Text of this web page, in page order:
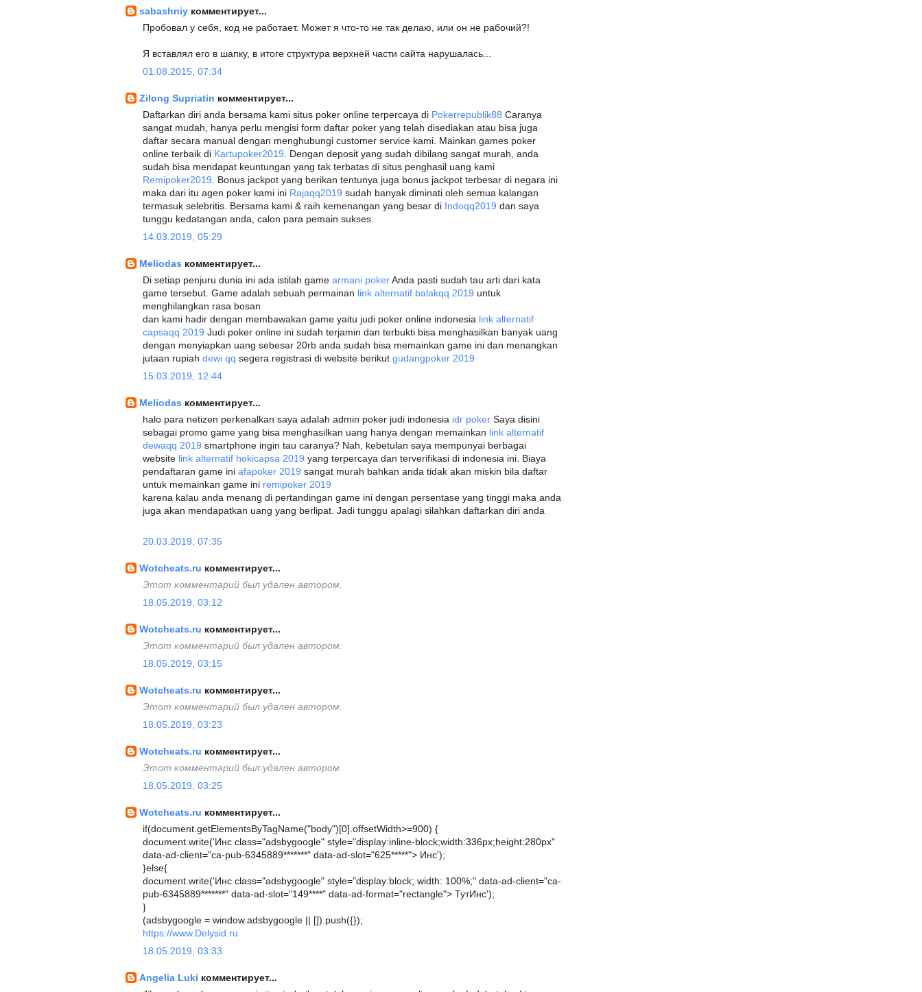
sabashniy комментирует...
Пробовал у себя, код не работает. Может я что-то не так делаю, или он не рабочий?!
Я вставлял его в шапку, в итоге структура верхней части сайта нарушалась...
01.08.2015, 07:34
Zilong Supriatin комментирует...
Daftarkan diri anda bersama kami situs poker online terpercaya di Pokerrepublik88 Caranya
sangat mudah, hanya perlu mengisi form daftar poker yang telah disediakan atau bisa juga
daftar secara manual dengan menghubungi customer service kami. Mainkan games poker
online terbaik di Kartupoker2019 . Dengan deposit yang sudah dibilang sangat murah, anda
sudah bisa mendapat keuntungan yang tak terbatas di situs penghasil uang kami
Remipoker2019 . Bonus jackpot yang berikan tentunya juga bonus jackpot terbesar di negara ini
maka dari itu agen poker kami ini Rajaqq2019 sudah banyak diminati oleh semua kalangan
termasuk selebritis. Bersama kami & raih kemenangan yang besar di Indoqq2019 dan saya
tunggu kedatangan anda, calon para pemain sukses.
14.03.2019, 05:29
Meliodas комментирует...
Di setiap penjuru dunia ini ada istilah game armani pokerAnda pasti sudah tau arti dari kata
game tersebut. Game adalah sebuah permainan link alternatif balakqq 2019 untuk
menghilangkan rasa bosan
dan kami hadir dengan membawakan game yaitu judi poker online indonesia link alternatif
capsaqq 2019 Judi poker online ini sudah terjamin dan terbukti bisa menghasilkan banyak uang
dengan menyiapkan uang sebesar 20rb anda sudah bisa memainkan game ini dan menangkan
jutaan rupiah dewi qq segera registrasi di website berikut gudangpoker 2019
15.03.2019, 12:44
Meliodas комментирует...
halo para netizen perkenalkan saya adalah admin poker judi indonesia idr poker Saya disini
sebagai promo game yang bisa menghasilkan uang hanya dengan memainkan link alternatif
dewaqq 2019 smartphone ingin tau caranya? Nah, kebetulan saya mempunyai berbagai
website link alternatif hokicapsa 2019 yang terpercaya dan terverifikasi di indonesia ini. Biaya
pendaftaran game ini afapoker 2019 sangat murah bahkan anda tidak akan miskin bila daftar
untuk memainkan game ini remipoker 2019
karena kalau anda menang di pertandingan game ini dengan persentase yang tinggi maka anda
juga akan mendapatkan uang yang berlipat. Jadi tunggu apalagi silahkan daftarkan diri anda
20.03.2019, 07:35
Wotcheats.ru комментирует...
Этот комментарий был удален автором.
18.05.2019, 03:12
Wotcheats.ru комментирует...
Этот комментарий был удален автором.
18.05.2019, 03:15
Wotcheats.ru комментирует...
Этот комментарий был удален автором.
18.05.2019, 03:23
Wotcheats.ru комментирует...
Этот комментарий был удален автором.
18.05.2019, 03:25
Wotcheats.ru комментирует...
if(document.getElementsByTagName("body")[0].offsetWidth>=900) {
document.write('Инс class="adsbygoogle" style="display:inline-block;width:336px;height:280px"
data-ad-client="ca-pub-6345889*******" data-ad-slot="625*****"> Инс');
}else{
document.write('Инс class="adsbygoogle" style="display:block; width: 100%;" data-ad-client="ca-
pub-6345889*******" data-ad-slot="149****" data-ad-format="rectangle"> ТутИнс');
}
(adsbygoogle = window.adsbygoogle || []).push({});
https://www.Delysid.ru
18.05.2019, 03:33
Angelia Luki комментирует...